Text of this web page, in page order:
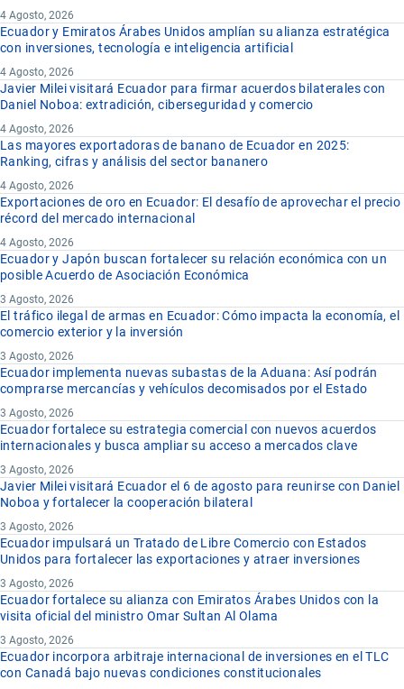
4 Agosto, 2026
Ecuador y Emiratos Árabes Unidos amplían su alianza estratégica
con inversiones, tecnología e inteligencia artificial
4 Agosto, 2026
Javier Milei visitará Ecuador para firmar acuerdos bilaterales con
Daniel Noboa: extradición, ciberseguridad y comercio
4 Agosto, 2026
Las mayores exportadoras de banano de Ecuador en 2025:
Ranking, cifras y análisis del sector bananero
4 Agosto, 2026
Exportaciones de oro en Ecuador: El desafío de aprovechar el precio
récord del mercado internacional
4 Agosto, 2026
Ecuador y Japón buscan fortalecer su relación económica con un
posible Acuerdo de Asociación Económica
3 Agosto, 2026
El tráfico ilegal de armas en Ecuador: Cómo impacta la economía, el
comercio exterior y la inversión
3 Agosto, 2026
Ecuador implementa nuevas subastas de la Aduana: Así podrán
comprarse mercancías y vehículos decomisados por el Estado
3 Agosto, 2026
Ecuador fortalece su estrategia comercial con nuevos acuerdos
internacionales y busca ampliar su acceso a mercados clave
3 Agosto, 2026
Javier Milei visitará Ecuador el 6 de agosto para reunirse con Daniel
Noboa y fortalecer la cooperación bilateral
3 Agosto, 2026
Ecuador impulsará un Tratado de Libre Comercio con Estados
Unidos para fortalecer las exportaciones y atraer inversiones
3 Agosto, 2026
Ecuador fortalece su alianza con Emiratos Árabes Unidos con la
visita oficial del ministro Omar Sultan Al Olama
3 Agosto, 2026
Ecuador incorpora arbitraje internacional de inversiones en el TLC
con Canadá bajo nuevas condiciones constitucionales